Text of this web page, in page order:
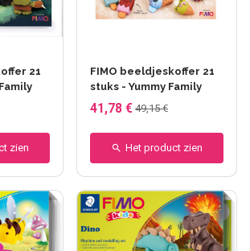
21
zien
FIMO beeldjeskoffer 21
stuks - Yummy Family
41,78 € 49,15 €
Het product zien